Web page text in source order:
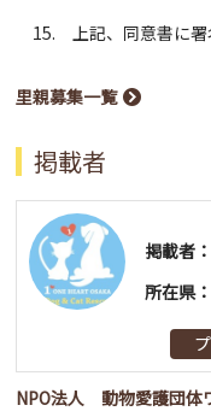
15. 上記、同意書に署
里親募集一覧
掲載者
掲載者：
所在県：
NPO法人 動物愛護団体